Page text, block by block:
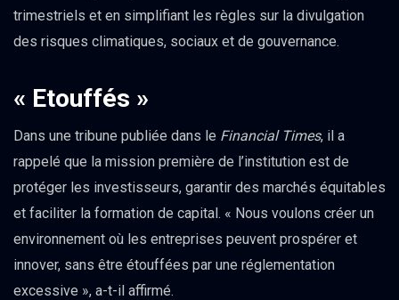
trimestriels et en simplifiant les règles sur la divulgation
des risques climatiques, sociaux et de gouvernance.
« Etouffés »
Dans une tribune publiée dans le Financial Times, il a
rappelé que la mission première de l’institution est de
protéger les investisseurs, garantir des marchés équitables
et faciliter la formation de capital. « Nous voulons créer un
environnement où les entreprises peuvent prospérer et
innover, sans être étouffées par une réglementation
excessive », a-t-il affirmé.